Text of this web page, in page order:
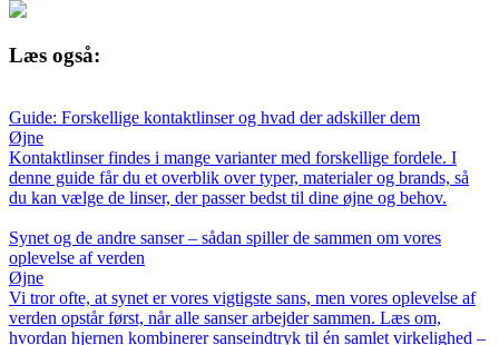
Læs også:
Guide: Forskellige kontaktlinser og hvad der adskiller dem
Øjne
Kontaktlinser findes i mange varianter med forskellige fordele. I
denne guide får du et overblik over typer, materialer og brands, så
du kan vælge de linser, der passer bedst til dine øjne og behov.
Synet og de andre sanser – sådan spiller de sammen om vores
oplevelse af verden
Øjne
Vi tror ofte, at synet er vores vigtigste sans, men vores oplevelse af
verden opstår først, når alle sanser arbejder sammen. Læs om,
hvordan hjernen kombinerer sanseindtryk til én samlet virkelighed –